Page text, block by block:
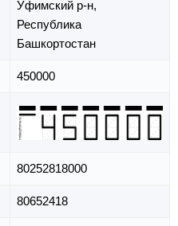
Уфимский р-н,
Республика
Башкортостан
450000
80252818000
80652418